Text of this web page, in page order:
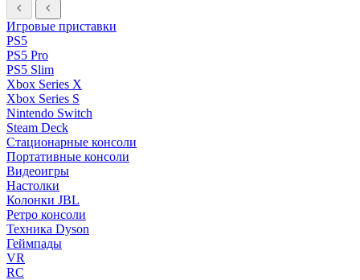
Игровые приставки
PS5
PS5 Pro
PS5 Slim
Xbox Series X
Xbox Series S
Nintendo Switch
Steam Deck
Стационарные консоли
Портативные консоли
Видеоигры
Настолки
Колонки JBL
Ретро консоли
Техника Dyson
Геймпады
VR
RC